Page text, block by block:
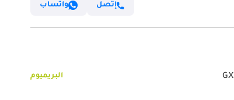
إتصل واتساب
البريميوم